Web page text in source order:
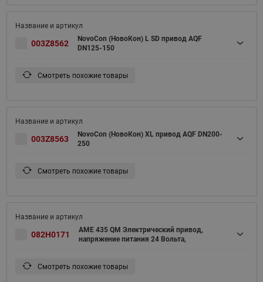
003Z8562
NovoCon (НовоКон) L SD привод AQF
DN125-150
Смотреть похожие товары
003Z8563
NovoCon (НовоКон) XL привод AQF DN200-
250
Смотреть похожие товары
082H0171
AME 435 QM Электрический привод,
напряжение питания 24 Вольта,
Смотреть похожие товары